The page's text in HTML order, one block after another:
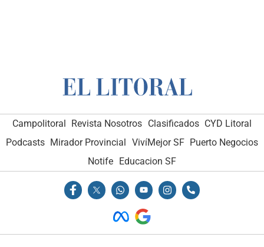
Campolitoral Revista Nosotros Clasificados CYD Litoral
Podcasts Mirador Provincial VivíMejor SF Puerto Negocios
Notife
Educacion SF